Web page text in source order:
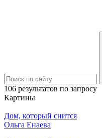
106 результатов по запросу
Картины
Дом, который снится
Ольга Енаева